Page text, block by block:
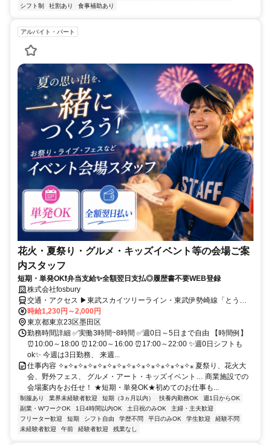
シフト制
社割あり 食事補助あり
アルバイト・パート
花火・夏祭り・グルメ・キッズイベント等の会場ご案
内スタッフ
短期・単発OK❗弁当支給✨全額翌日支払◎履歴書不要WEB登録
株式会社fosbury
交通・アクセス ▶東武スカイツリーライン・東武伊勢崎線「とうき
ょうスカイツリー駅」徒歩1分
時給1,230円～2,000円
東京都東京23区墨田区
勤務時間詳細 ✅実働3時間~8時間 ✅週0日～5日まで自由 【時間例】
⏰10:00～18:00 ⏰12:00～16:00 ⏰17:00～22:00 ✨週0日シフトも
ok✨ 今週は3日勤務、 来週...
仕事内容 ✧⁎✧⁎✧⁎✧⁎✧⁎✧⁎✧⁎✧⁎✧⁎✧⁎✧⁎✧⁎✧⁎✧⁎ 夏祭り、花火大
会、野外フェス、 グルメ・アート・キッズイベント… 商業施設での
会場案内をお任せ！ ★短期・単発OK★初めてのお仕事も...
制服あり 業界未経験者歓迎 短期（3ヵ月以内） 扶養内勤務OK
週1日からOK
副業・WワークOK
1日4時間以内OK 土日祝のみOK
主婦・主夫歓迎
フリーター歓迎
短期 シフト自由 学歴不問 平日のみOK 学生歓迎
経験不問
未経験者歓迎
午前 経験者歓迎 残業なし